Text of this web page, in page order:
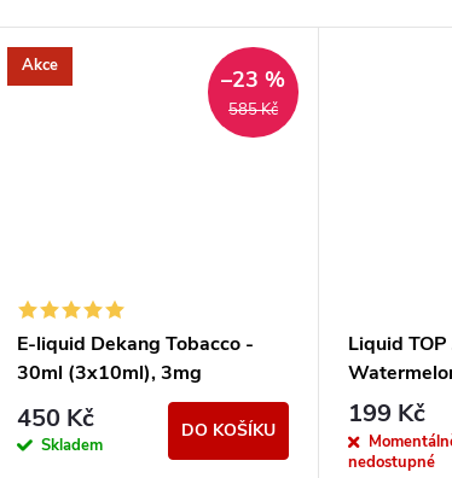
Akce
585 Kč
–23 %
E-liquid Dekang Tobacco -
30ml (3x10ml), 3mg
450 Kč
Skladem
DO KOŠÍKU
Liquid
199 Kč
nedostupné